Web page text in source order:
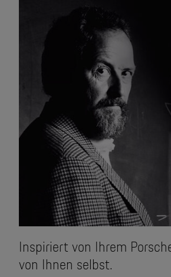
Inspiriert von Ihrem
von Ihnen selbst.